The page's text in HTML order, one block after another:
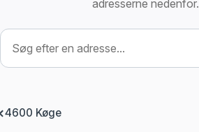
adresserne nedenfor.
Søg efter ejendom
4600 Køge